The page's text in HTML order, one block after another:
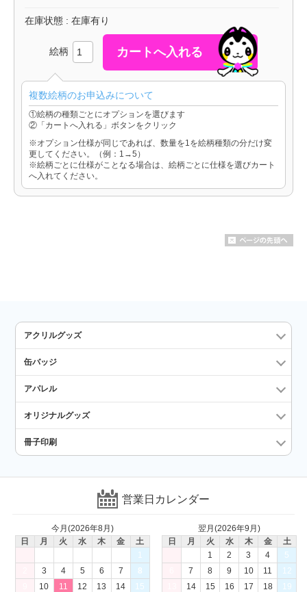
在庫状態 : 在庫有り
絵柄
複数絵柄のお申込みについて
①絵柄の種類ごとにオプションを選びます
②「カートへ入れる」ボタンをクリック
※オプション仕様が同じであれば、数量を1を絵柄種類の分だけ変
更してください。（例：1→5）
※絵柄ごとに仕様がことなる場合は、絵柄ごとに仕様を選びカート
へ入れてください。
アクリルグッズ
缶バッジ
アパレル
オリジナルグッズ
冊子印刷
営業日カレンダー
今月(2026年8月)
日
月 火 水 木 金
土
1
3 4 5 6 7
8
10 11 12 13 14
15
翌月(2026年9月)
日
月 火 水 木 金
土
1
2 3 4
5
7 8 9 10 11
12
14 15 16 17 18
19